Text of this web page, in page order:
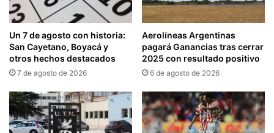
Un 7 de agosto con historia:
San Cayetano, Boyacá y
otros hechos destacados
7 de agosto de 2026
Aerolíneas Argentinas
pagará Ganancias tras cerrar
2025 con resultado positivo
6 de agosto de 2026